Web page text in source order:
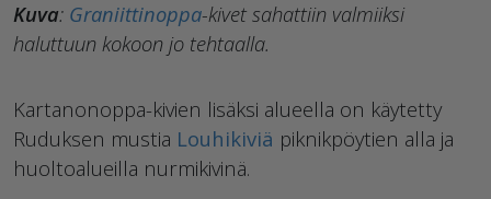
Kuva: Graniittinoppa-kivet sahattiin valmiiksi
haluttuun kokoon jo tehtaalla.
Kartanonoppa-kivien lisäksi alueella on käytetty
Ruduksen mustia Louhikiviä piknikpöytien alla ja
huoltoalueilla nurmikivinä.